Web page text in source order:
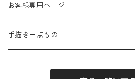
秋
冬
お客様専用ページ
手描き一点もの